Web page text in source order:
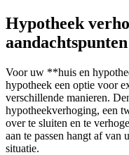
Hypotheek
aandachtspunten
Voor uw **huis en
hypotheek een optie voor
verschillende manieren.
hypotheekverhoging, een
over te sluiten en te
aan te passen hangt af
situatie.